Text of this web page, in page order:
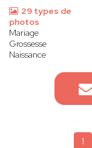
29 types de
photos
Mariage
Grossesse
Naissance
1